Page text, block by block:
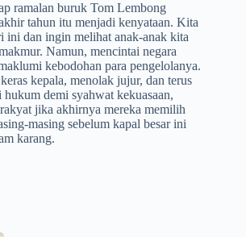
ramalan buruk Tom Lembong
tahun itu menjadi kenyataan. Kita
ini dan ingin melihat anak-anak kita
Namun, mencintai negara
kebodohan para pengelolanya.
kepala, menolak jujur, dan terus
demi syahwat kekuasaan,
jika akhirnya mereka memilih
masing sebelum kapal besar ini
karang.